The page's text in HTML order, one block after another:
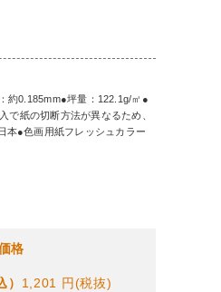
約0.185mm●坪量：122.1g/㎡●
紙の切断方法が異なるため、
本●色画用紙フレッシュカラー
格
） 1,201 円(税抜)